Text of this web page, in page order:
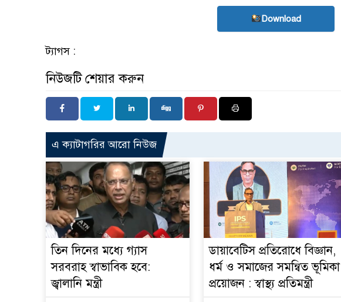
Download
ট্যাগস :
নিউজটি শেয়ার করুন
এ ক্যাটাগরির আরো নিউজ
তিন দিনের মধ্যে গ্যাস
সরবরাহ স্বাভাবিক হবে:
জ্বালানি মন্ত্রী
ডায়াবেটিস প্রতিরোধে বিজ্ঞান,
ধর্ম ও সমাজের সমন্বিত ভূমিকা
প্রয়োজন : স্বাস্থ্য প্রতিমন্ত্রী